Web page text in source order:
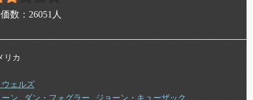
数： 26051 人
リカ
ェルズ
ン ダン・フォグラー
ジョーン・キューザック